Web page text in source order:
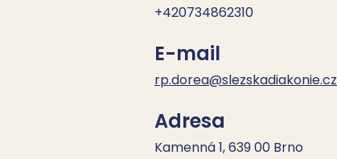
+420734862310
E-mail
rp.dorea@slezskadiakonie.cz
Adresa
Kamenná 1, 639 00 Brno